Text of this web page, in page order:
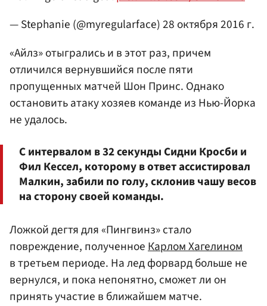
— Stephanie (@myregularface)28 октября 2016 г.
«Айлз» отыгрались и в этот раз, причем
отличился вернувшийся после пяти
пропущенных матчей Шон Принс. Однако
остановить атаку хозяев команде из Нью-Йорка
не удалось.
С интервалом в 32 секунды Сидни Кросби и
Фил Кессел, которому в ответ ассистировал
Малкин, забили по голу, склонив чашу весов
на сторону своей команды.
Ложкой дегтя для «Пингвинз» стало
повреждение, полученноеКарлом Хагелином
в третьем периоде. На лед форвард больше не
вернулся, и пока непонятно, сможет ли он
принять участие в ближайшем матче.